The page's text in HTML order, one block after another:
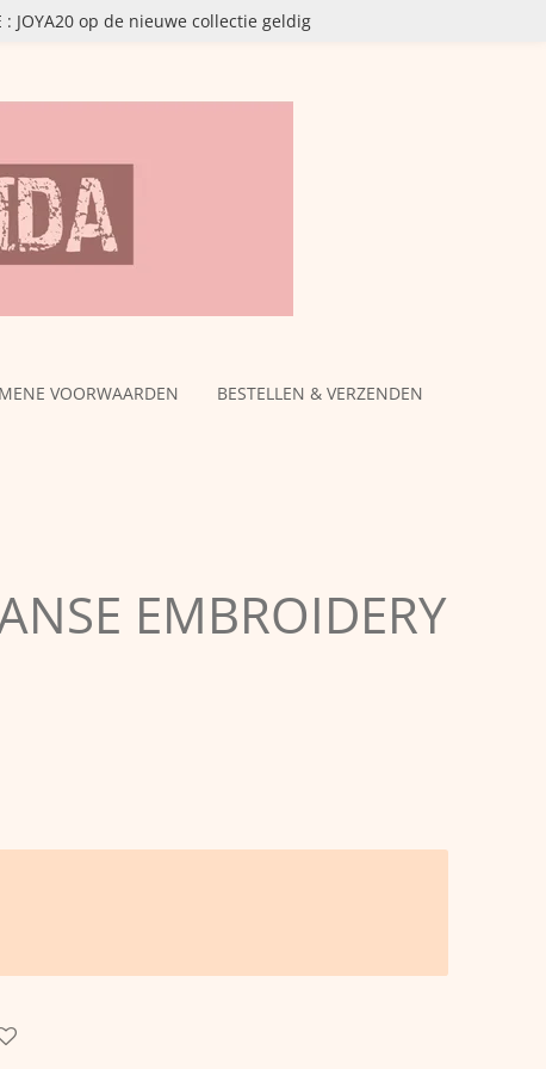
: JOYA20 op de nieuwe collectie geldig
VOORWAARDEN BESTELLEN & VERZENDEN
EMBROIDERY